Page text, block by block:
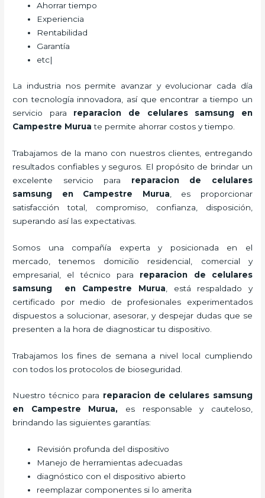
Ahorrar tiempo
Experiencia
Rentabilidad
Garantía
etc|
La industria nos permite avanzar y evolucionar cada día
con tecnología innovadora, así que encontrar a tiempo un
servicio para reparacion de celulares samsung en
Campestre Murua te permite ahorrar costos y tiempo.
Trabajamos de la mano con nuestros clientes, entregando
resultados confiables y seguros. El propósito de brindar un
excelente servicio para reparacion de celulares
samsung en Campestre Murua , es proporcionar
satisfacción total, compromiso, confianza, disposición,
superando así las expectativas.
Somos una compañía experta y posicionada en el
mercado, tenemos domicilio residencial, comercial y
empresarial, el técnico para reparacion de celulares
samsung en Campestre Murua , está respaldado y
certificado por medio de profesionales experimentados
dispuestos a solucionar, asesorar, y despejar dudas que se
presenten a la hora de diagnosticar tu dispositivo.
Trabajamos los fines de semana a nivel local cumpliendo
con todos los protocolos de bioseguridad.
Nuestro técnico para reparacion de celulares samsung
en Campestre Murua, es responsable y cauteloso,
brindando las siguientes garantías:
Revisión profunda del dispositivo
Manejo de herramientas adecuadas
diagnóstico con el dispositivo abierto
reemplazar componentes si lo amerita